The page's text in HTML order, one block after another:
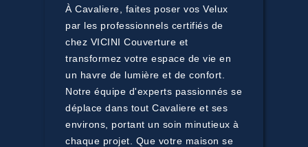
À Cavaliere, faites poser vos Velux
par les professionnels certifiés de
chez VICINI Couverture et
transformez votre espace de vie en
un havre de lumière et de confort.
Notre équipe d'experts passionnés se
déplace dans tout Cavaliere et ses
environs, portant un soin minutieux à
chaque projet. Que votre maison se